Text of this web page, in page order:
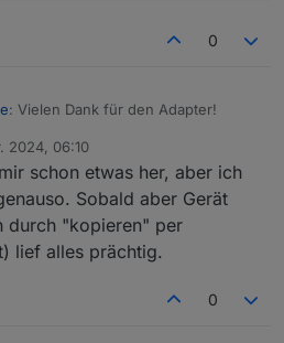
0
: Vielen Dank für den Adapter!
meinen KLF200 eingerichtet
Geräte verbunden, da ich den
in ioBroker integrieren wollte.
ich folgende Fehler im Log und
wird nicht grün:
2024, 06:10
schon etwas her, aber ich
Sobald aber Gerät
durch "kopieren" per
lief alles prächtig.
0